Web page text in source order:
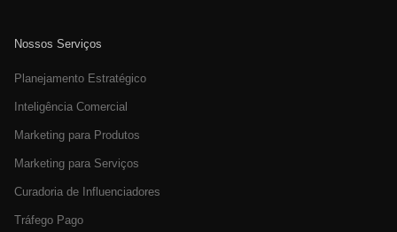
Nossos Serviços
Planejamento Estratégico
Inteligência Comercial
Marketing para Produtos
Marketing para Serviços
Curadoria de Influenciadores
Tráfego Pago